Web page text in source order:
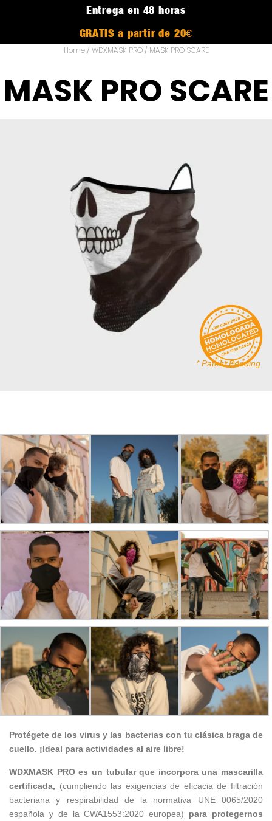
Entrega en 48 horas
GRATIS a partir de 20€
Home/ WDXMASK PRO/ MASK PRO SCARE
MASK PRO SCARE
* Patent Pending
Protégete de los virus y las bacterias con tu clásica braga de
cuello. ¡Ideal para actividades al aire libre!
WDXMASK PRO es un tubular que incorpora una mascarilla
certificada, (cumpliendo las exigencias de eficacia de filtración
bacteriana y respirabilidad de la normativa UNE 0065/2020
española y de la CWA1553:2020 europea) para protegernos